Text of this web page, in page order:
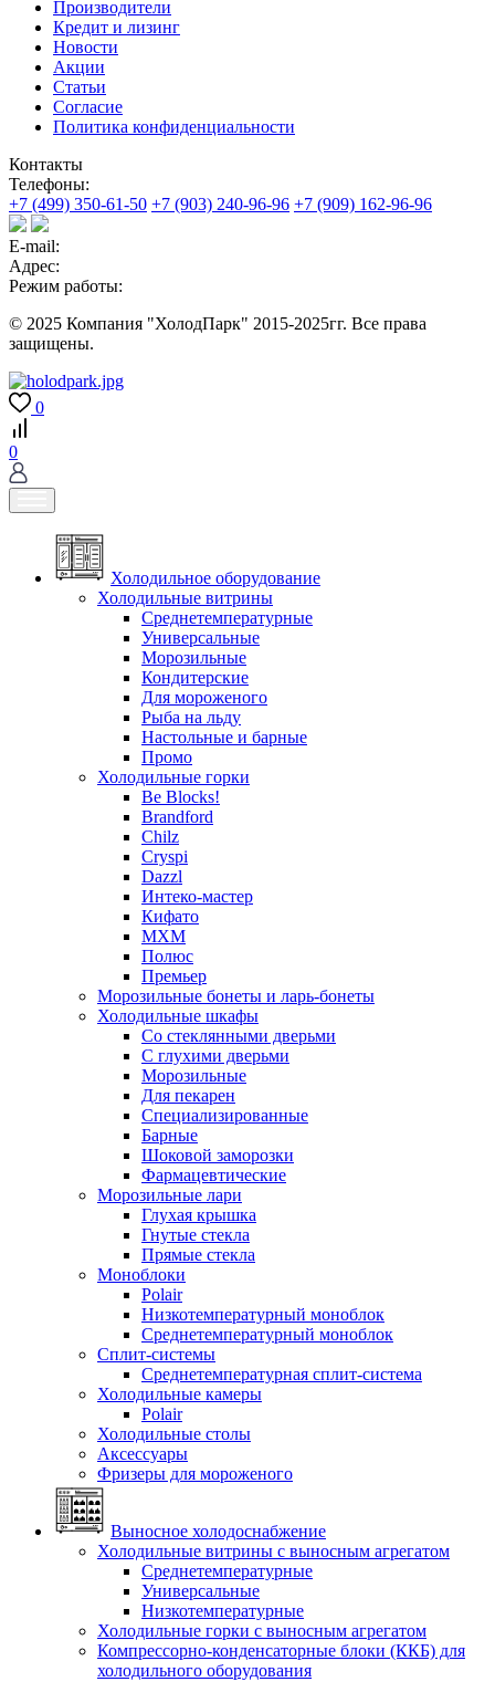
Производители
Кредит и лизинг
Новости
Акции
Статьи
Согласие
Политика конфиденциальности
Контакты
Телефоны:
+7 (499) 350-61-50 +7 (903) 240-96-96 +7 (909) 162-96-96
E-mail:
Адрес:
Режим работы:
© 2025 Компания "ХолодПарк" 2015-2025гг. Все права
защищены.
0
0
Холодильное оборудование
Холодильные витрины
Среднетемпературные
Универсальные
Морозильные
Кондитерские
Для мороженого
Рыба на льду
Настольные и барные
Промо
Холодильные горки
Be Blocks!
Brandford
Chilz
Cryspi
Dazzl
Интеко-мастер
Кифато
МХМ
Полюс
Премьер
Морозильные бонеты и ларь-бонеты
Холодильные шкафы
Со стеклянными дверьми
С глухими дверьми
Морозильные
Для пекарен
Специализированные
Барные
Шоковой заморозки
Фармацевтические
Морозильные лари
Глухая крышка
Гнутые стекла
Прямые стекла
Моноблоки
Polair
Низкотемпературный моноблок
Среднетемпературный моноблок
Сплит-системы
Среднетемпературная сплит-система
Холодильные камеры
Polair
Холодильные столы
Аксессуары
Фризеры для мороженого
Выносное холодоснабжение
Холодильные витрины с выносным агрегатом
Среднетемпературные
Универсальные
Низкотемпературные
Холодильные горки с выносным агрегатом
Компрессорно-конденсаторные блоки (ККБ) для
холодильного оборудования